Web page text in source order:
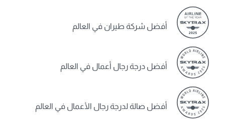
أفضل شركة طيران في العالم
أفضل درجة رجال أعمال في العالم
أفضل صالة لدرجة رجال الأعمال في العالم